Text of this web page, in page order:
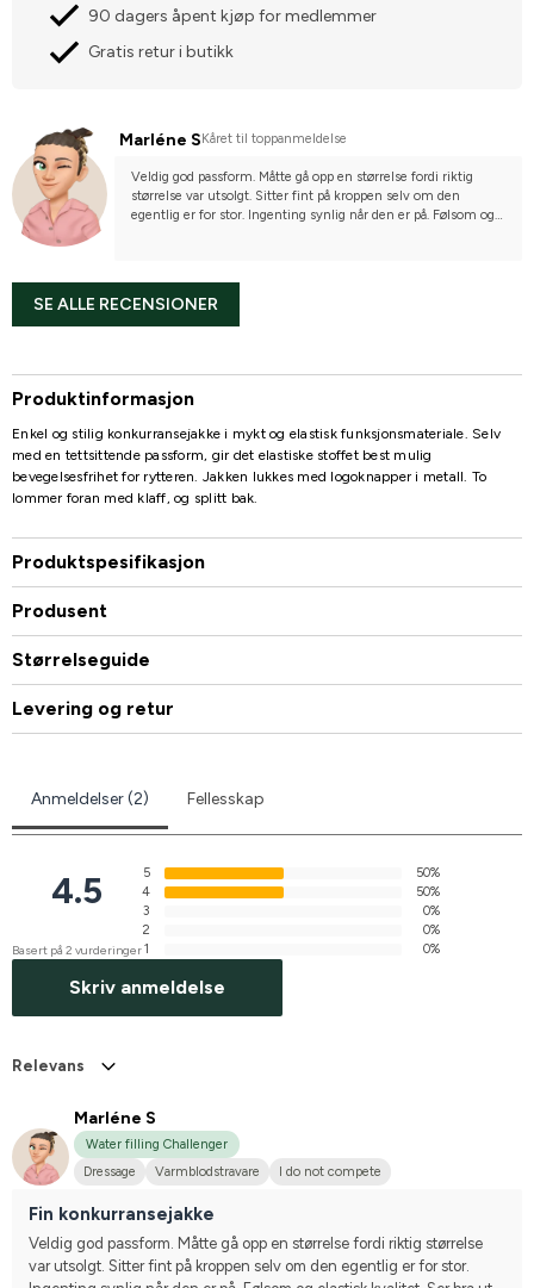
90 dagers åpent kjøp for medlemmer
Gratis retur i butikk
Marléne S Kåret til toppanmeldelse
Veldig god passform. Måtte gå opp en størrelse fordi riktig
størrelse var utsolgt. Sitter fint på kroppen selv om den
egentlig er for stor. Ingenting synlig når den er på. Følsom og
SE ALLE RECENSIONER
Produktinformasjon
Enkel og stilig konkurransejakke i mykt og elastisk funksjonsmateriale. Selv
med en tettsittende passform, gir det elastiske stoffet best mulig
bevegelsesfrihet for rytteren. Jakken lukkes med logoknapper i metall. To
lommer foran med klaff, og splitt bak.
Produktspesifikasjon
Produsent
Størrelseguide
Levering og retur
Anmeldelser (2) Fellesskap
4.5
Basert på 2 vurderinger
5
50%
4
50%
3
0%
2
0%
1
0%
Skriv anmeldelse
Relevans
Marléne S
Water filling Challenger
Dressage
Varmblodstravare I do not compete
Fin konkurransejakke
Veldig god passform. Måtte gå opp en størrelse fordi riktig størrelse
var utsolgt. Sitter fint på kroppen selv om den egentlig er for stor.